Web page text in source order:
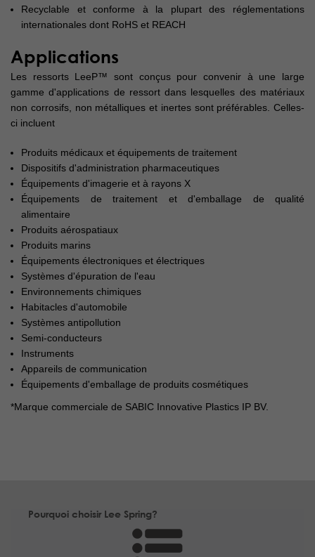
Recyclable et conforme à la plupart des réglementations
internationales dont RoHS et REACH
Applications
Les ressorts LeeP™ sont conçus pour convenir à une large
gamme d'applications de ressort dans lesquelles des matériaux
non corrosifs, non métalliques et inertes sont préférables. Celles-
ci incluent
Produits médicaux et équipements de traitement
Dispositifs d'administration pharmaceutiques
Équipements d'imagerie et à rayons X
Équipements de traitement et d'emballage de qualité
alimentaire
Produits aérospatiaux
Produits marins
Équipements électroniques et électriques
Systèmes d'épuration de l'eau
Environnements chimiques
Habitacles d'automobile
Systèmes antipollution
Semi-conducteurs
Instruments
Appareils de communication
Équipements d'emballage de produits cosmétiques
*Marque commerciale de SABIC Innovative Plastics IP BV.
Pourquoi choisir Lee Spring?